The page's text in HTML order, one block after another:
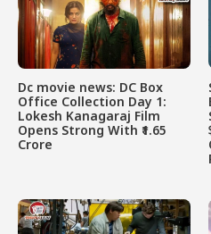
Dc movie news: DC Box
Office Collection Day 1:
Lokesh Kanagaraj Film
Opens Strong With ₹1.65
Crore